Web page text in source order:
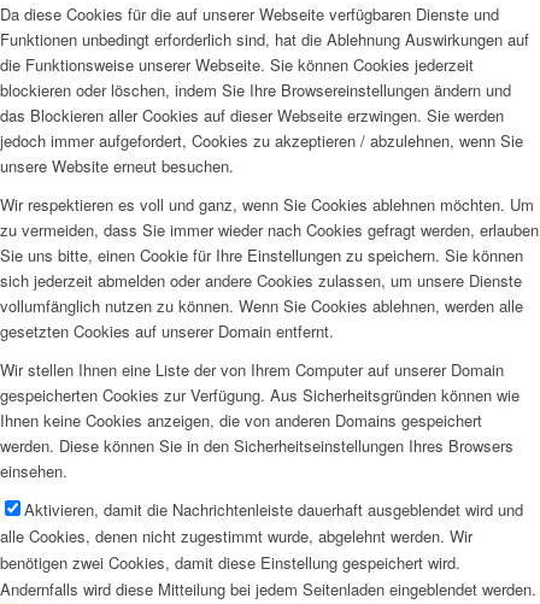
Da diese Cookies für die auf unserer Webseite verfügbaren Dienste und
Funktionen unbedingt erforderlich sind, hat die Ablehnung Auswirkungen auf
die Funktionsweise unserer Webseite. Sie können Cookies jederzeit
blockieren oder löschen, indem Sie Ihre Browsereinstellungen ändern und
das Blockieren aller Cookies auf dieser Webseite erzwingen. Sie werden
jedoch immer aufgefordert, Cookies zu akzeptieren / abzulehnen, wenn Sie
unsere Website erneut besuchen.
Wir respektieren es voll und ganz, wenn Sie Cookies ablehnen möchten. Um
zu vermeiden, dass Sie immer wieder nach Cookies gefragt werden, erlauben
Sie uns bitte, einen Cookie für Ihre Einstellungen zu speichern. Sie können
sich jederzeit abmelden oder andere Cookies zulassen, um unsere Dienste
vollumfänglich nutzen zu können. Wenn Sie Cookies ablehnen, werden alle
gesetzten Cookies auf unserer Domain entfernt.
Wir stellen Ihnen eine Liste der von Ihrem Computer auf unserer Domain
gespeicherten Cookies zur Verfügung. Aus Sicherheitsgründen können wie
Ihnen keine Cookies anzeigen, die von anderen Domains gespeichert
werden. Diese können Sie in den Sicherheitseinstellungen Ihres Browsers
einsehen.
Aktivieren, damit die Nachrichtenleiste dauerhaft ausgeblendet wird und
alle Cookies, denen nicht zugestimmt wurde, abgelehnt werden. Wir
benötigen zwei Cookies, damit diese Einstellung gespeichert wird.
Andernfalls wird diese Mitteilung bei jedem Seitenladen eingeblendet werden.